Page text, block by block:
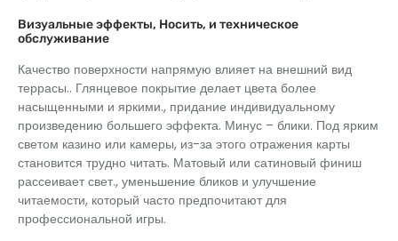
Визуальные эффекты, Носить, и техническое
обслуживание
Качество поверхности напрямую влияет на внешний вид
террасы.. Глянцевое покрытие делает цвета более
насыщенными и яркими., придание индивидуальному
произведению большего эффекта. Минус – блики. Под ярким
светом казино или камеры, из-за этого отражения карты
становится трудно читать. Матовый или сатиновый финиш
рассеивает свет., уменьшение бликов и улучшение
читаемости, который часто предпочитают для
профессиональной игры.